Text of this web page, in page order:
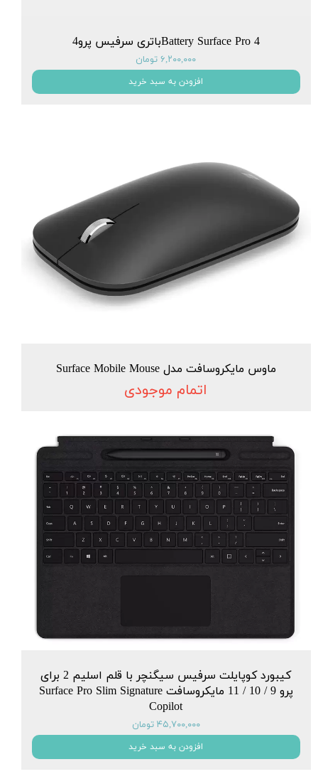
Battery Surface Pro 4باتری سرفیس پرو4
۶,۲۰۰,۰۰۰ تومان
افزودن به سبد خرید
ماوس مایکروسافت مدل Surface Mobile Mouse
اتمام موجودی
کیبورد کوپایلت سرفیس سیگنچر با قلم اسلیم 2 برای
پرو 9 / 10 / 11 مایکروسافت Surface Pro Slim Signature
Copilot
۴۵,۷۰۰,۰۰۰ تومان
افزودن به سبد خرید